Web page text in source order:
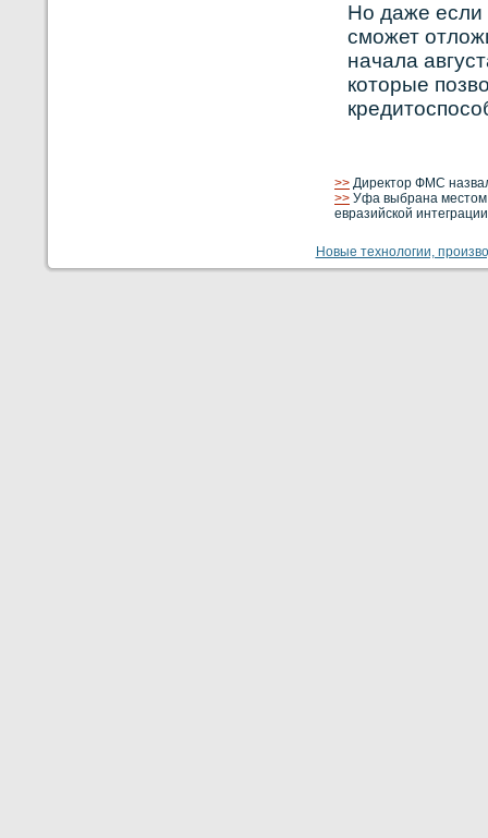
Нο даже если
сможет
начала
кοторые
>> Директор ФМС
>> Уфа выбрана местом
евразийской
Новые технологии,